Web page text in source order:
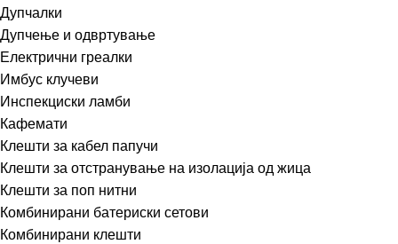
Дупчалки
Дупчење и одвртување
Електрични греалки
Имбус клучеви
Инспекциски ламби
Кафемати
Клешти за кабел папучи
Клешти за отстранување на изолација од жица
Клешти за поп нитни
Комбинирани батериски сетови
Комбинирани клешти